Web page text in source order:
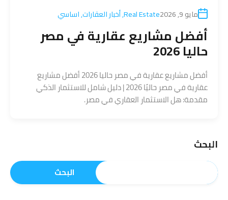
مايو 9, 2026 Real Estate
,أخبار العقارات,اساسي
أفضل مشاريع عقارية في مصر
حاليا 2026
أفضل مشاريع عقارية في مصر حاليا 2026 أفضل مشاريع
عقارية في مصر حاليًا 2026 | دليل شامل للاستثمار الذكي
مقدمة: هل الاستثمار العقاري في مصر.
البحث
البحث